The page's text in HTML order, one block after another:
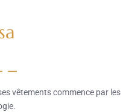
vêtements commence par les